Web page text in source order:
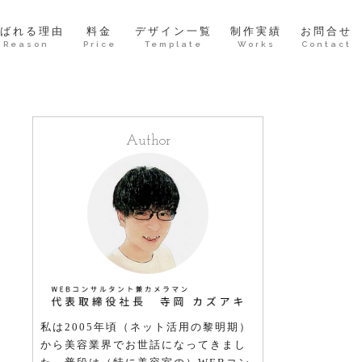
れる理由
Reason
料金
Price
デザイン一覧
Template
制作実績
Works
お問合せ
Contact
Author
私は2005年頃（ネット活用の黎明期）
から美容業界でお世話になってきまし